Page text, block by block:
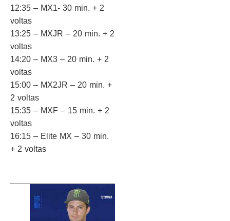
12:35 – MX1- 30 min. + 2
voltas
13:25 – MXJR – 20 min. + 2
voltas
14:20 – MX3 – 20 min. + 2
voltas
15:00 – MX2JR – 20 min. +
2 voltas
15:35 – MXF – 15 min. + 2
voltas
16:15 – Elite MX – 30 min.
+ 2 voltas